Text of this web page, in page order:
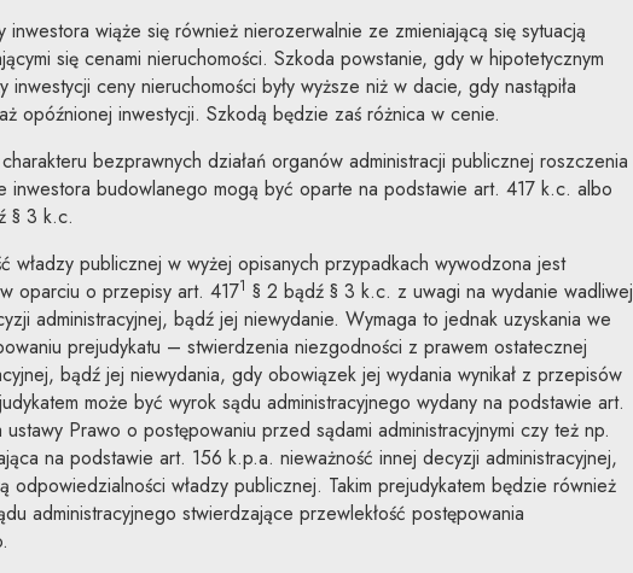
inwestora wiąże się również nierozerwalnie ze zmieniającą się sytuacją
się cenami nieruchomości. Szkoda powstanie, gdy w hipotetycznym
inwestycji ceny nieruchomości były wyższe niż w dacie, gdy nastąpiła
opóźnionej inwestycji. Szkodą będzie zaś różnica w cenie.
bezprawnych działań organów administracji publicznej roszczenia
inwestora budowlanego mogą być oparte na podstawie art. 417 k.c. albo
§ 3 k.c.
władzy publicznej w wyżej opisanych przypadkach wywodzona jest
oparciu o przepisy art. 4171 § 2 bądź § 3 k.c. z uwagi na wydanie wadliwej
administracyjnej, bądź jej niewydanie. Wymaga to jednak uzyskania we
prejudykatu – stwierdzenia niezgodności z prawem ostatecznej
bądź jej niewydania, gdy obowiązek jej wydania wynikał z przepisów
może być wyrok sądu administracyjnego wydany na podstawie art.
Prawo o postępowaniu przed sądami administracyjnymi czy też np.
na podstawie art. 156 k.p.a. nieważność innej decyzji administracyjnej,
odpowiedzialności władzy publicznej. Takim prejudykatem będzie również
administracyjnego stwierdzające przewlekłość postępowania